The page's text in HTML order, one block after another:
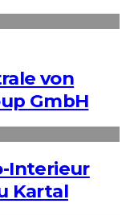
von
GmbH
Interieur
Kartal